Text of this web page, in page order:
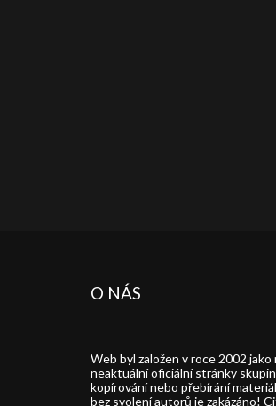
O NÁS
Web byl založen v roce 2002 jako
neaktuální oficiální stránky
kopírování nebo přebírání
bez svolení autorů je zakázáno!